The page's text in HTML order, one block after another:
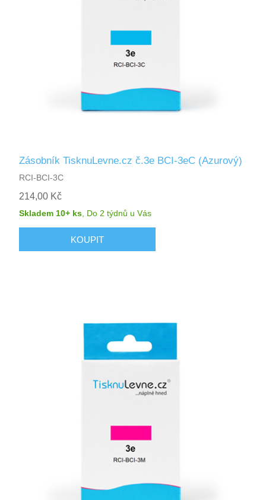
Zásobník TisknuLevne.cz č.3e BCI-3eC (Azurový)
RCI-BCI-3C
214,00 Kč
Skladem 10+ ks, Do 2 týdnů u Vás